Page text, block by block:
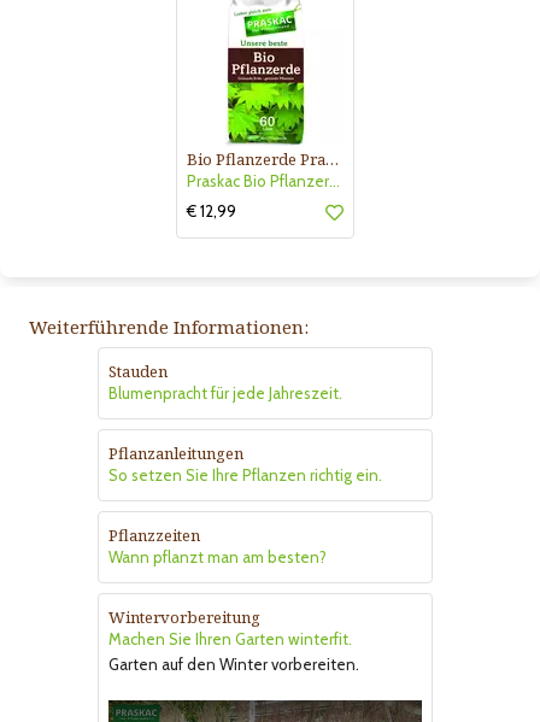
Bio Pflanzerde Praskac
Praskac Bio Pflanzerde
€ 12,99
Weiterführende Informationen:
Stauden
Blumenpracht für jede Jahreszeit.
Pflanzanleitungen
So setzen Sie Ihre Pflanzen richtig ein.
Pflanzzeiten
Wann pflanzt man am besten?
Wintervorbereitung
Machen Sie Ihren Garten winterfit.
Garten auf den Winter vorbereiten.